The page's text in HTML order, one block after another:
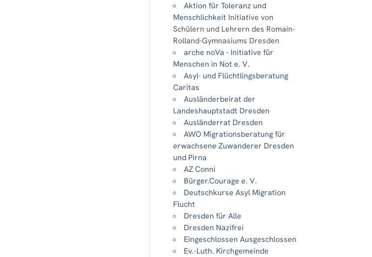
Aktion für Toleranz und
Menschlichkeit Initiative von
Schülern und Lehrern des Romain-
Rolland-Gymnasiums Dresden
arche noVa - Initiative für
Menschen in Not e. V.
Asyl- und Flüchtlingsberatung
Caritas
Ausländerbeirat der
Landeshauptstadt Dresden
Ausländerrat Dresden
AWO Migrationsberatung für
erwachsene Zuwanderer Dresden
und Pirna
AZ Conni
Bürger.Courage e. V.
Deutschkurse Asyl Migration
Flucht
Dresden für Alle
Dresden Nazifrei
Eingeschlossen Ausgeschlossen
Ev.-Luth. Kirchgemeinde